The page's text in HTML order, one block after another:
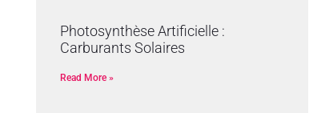
Photosynthèse Artificielle :
Carburants Solaires
Read More »